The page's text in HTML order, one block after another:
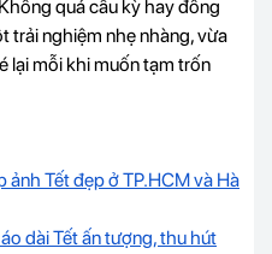
quá cầu kỳ hay đông
trải nghiệm nhẹ nhàng, vừa
lại mỗi khi muốn tạm trốn
ảnh Tết đẹp ở TP.HCM và Hà
dài Tết ấn tượng, thu hút